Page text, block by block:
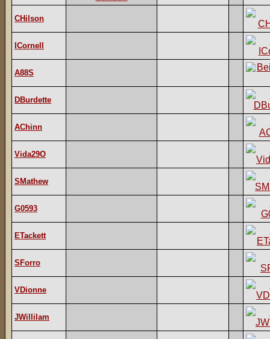
CHilson
ICornell
A88S
DBurdette
AChinn
Vida29O
SMathew
G0593
ETackett
SForro
VDionne
JWillilam